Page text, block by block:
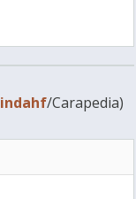
indahf/Carapedia)